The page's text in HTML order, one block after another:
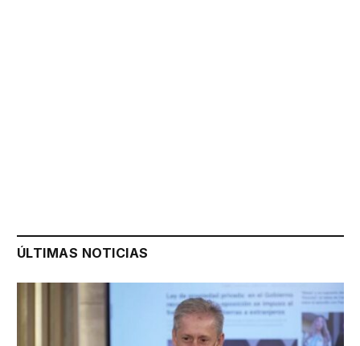
ÚLTIMAS NOTICIAS